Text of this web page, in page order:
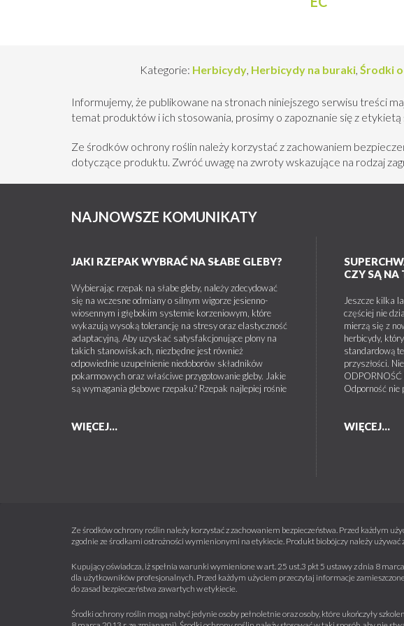
Kategorie: Herbicydy, Herbicydy na buraki, Środki
Informujemy, że publikowane na stronach niniejszego serwisu treści
temat produktów i ich stosowania, prosimy o zapoznanie się z etykietą
Ze środków ochrony roślin należy korzystać z zachowaniem
dotyczące produktu. Zwróć uwagę na zwroty wskazujące na rodzaj
NAJNOWSZE KOMUNIKATY
JAKI RZEPAK WYBRAĆ NA SŁABE GLEBY?
Wybierając rzepak na słabe gleby, należy zdecydować
się na wczesne odmiany o silnym wigorze jesienno-
wiosennym i głębokim systemie korzeniowym, które
wykazują wysoką tolerancję na stresy oraz elastyczność
adaptacyjną. Aby uzyskać satysfakcjonujące plony na
takich stanowiskach, niezbędne jest również
odpowiednie uzupełnienie niedoborów składników
pokarmowych oraz właściwe przygotowanie gleby. Jakie
są wymagania glebowe rzepaku? Rzepak najlepiej rośnie
WIĘCEJ...
CZY SĄ
Jeszcze kilka
częściej nie
mierzą się z
herbicydy,
standardową
przyszłości.
ODPORNOŚĆ
Odporność nie
WIĘCEJ...
Ze środków ochrony roślin należy korzystać z zachowaniem bezpieczeństwa. Przed każdym
zgodnie ze środkami ostrożności wymienionymi na etykiecie. Produkt biobójczy należy
Kupujący oświadcza, iż spełnia warunki wymienione w art. 25 ust.3 pkt 5 ustawy z dnia 8
dla użytkowników profesjonalnych. Przed każdym użyciem przeczytaj informacje
do zasad bezpieczeństwa zawartych w etykiecie.
Środki ochrony roślin mogą nabyć jedynie osoby pełnoletnie oraz osoby, które ukończyły